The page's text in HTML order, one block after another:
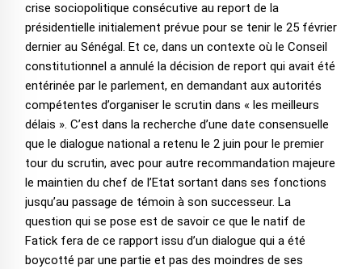
crise sociopolitique consécutive au report de la
présidentielle initialement prévue pour se tenir le 25 février
dernier au Sénégal. Et ce, dans un contexte où le Conseil
constitutionnel a annulé la décision de report qui avait été
entérinée par le parlement, en demandant aux autorités
compétentes d’organiser le scrutin dans « les meilleurs
délais ». C’est dans la recherche d’une date consensuelle
que le dialogue national a retenu le 2 juin pour le premier
tour du scrutin, avec pour autre recommandation majeure
le maintien du chef de l’Etat sortant dans ses fonctions
jusqu’au passage de témoin à son successeur. La
question qui se pose est de savoir ce que le natif de
Fatick fera de ce rapport issu d’un dialogue qui a été
boycotté par une partie et pas des moindres de ses